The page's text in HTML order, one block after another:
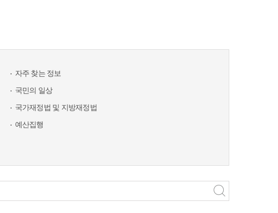
자주 찾는 정보
국민의 일상
국가재정법 및 지방재정법
예산집행